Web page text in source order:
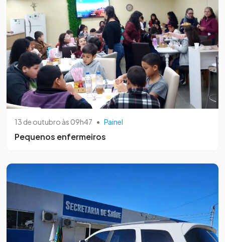
13 de outubro às 09h47 • Painel
Pequenos enfermeiros